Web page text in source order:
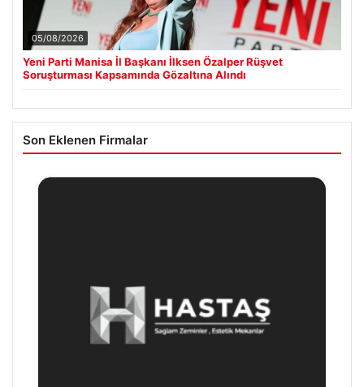
05/08/2026
Yeni Parti Manisa İl Başkanı İlksen Özalper Rüşvet
Soruşturması Kapsamında Gözaltına Alındı
Son Eklenen Firmalar